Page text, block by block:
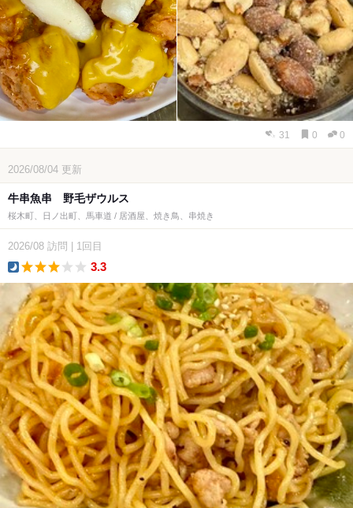
31 0 0
2026/08/04 更新
牛串魚串 野毛ザウルス
桜木町、日ノ出町、馬車道 / 居酒屋、焼き鳥、串焼き
2026/08 訪問 1回目
3.3